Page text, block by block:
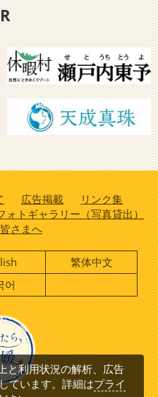
広告掲載
リンク集
ォトギャラリー（写真貸出）
さまへ
繁体中文
어
と利用状況の解析、広告
ています。詳細はプライ